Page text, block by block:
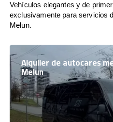
Vehículos elegantes y de
exclusivamente para servicios
Melun.
Alquiler de autocares
Melun